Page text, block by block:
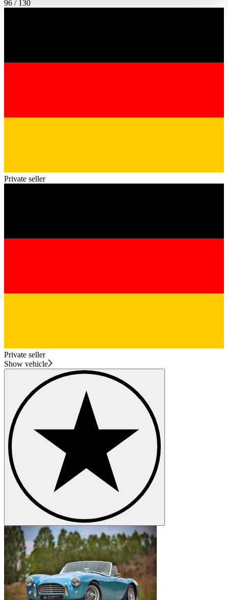
haben oder die sie im Rahmen Ihrer Nutzung der Dienste
96 / 130
Private seller
Private seller
Show vehicle